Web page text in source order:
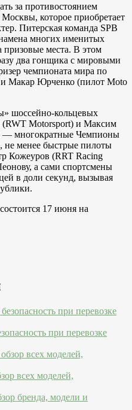
за противостоянием
которое приобретает
Питерская команда SPB
многих именитых
призовые места. В этом
два гонщика с мировыми
чемпионата мира по
и Макар Юрченко (пилот Moto
шоссейно-кольцевых
Motorsport) и Максим
— многократные Чемпионы
не менее быстрые пилоты
Кожеуров (RRT Racing
а сами спортсмены
в доли секунд, вызывая
17 июня на
при перевозке
всех моделей,